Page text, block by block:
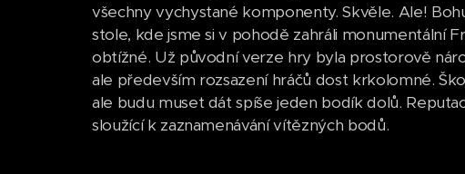
všechny vychystané komponenty. Skvěle. Ale!
stole, kde jsme si v pohodě zahráli monumentální
obtížné. Už původní verze hry byla prostorově
ale především rozsazení hráčů dost krkolomné.
ale budu muset dát spíše jeden bodík dolů.
sloužící k zaznamenávání vítězných bodů.